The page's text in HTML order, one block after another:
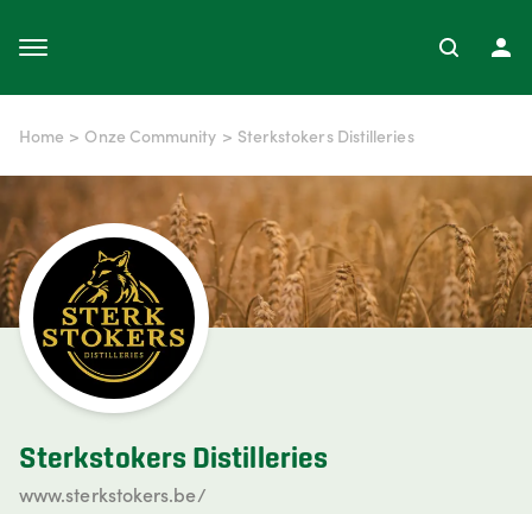
Home > Onze Community > Sterkstokers Distilleries
Sterkstokers Distilleries
www.sterkstokers.be/